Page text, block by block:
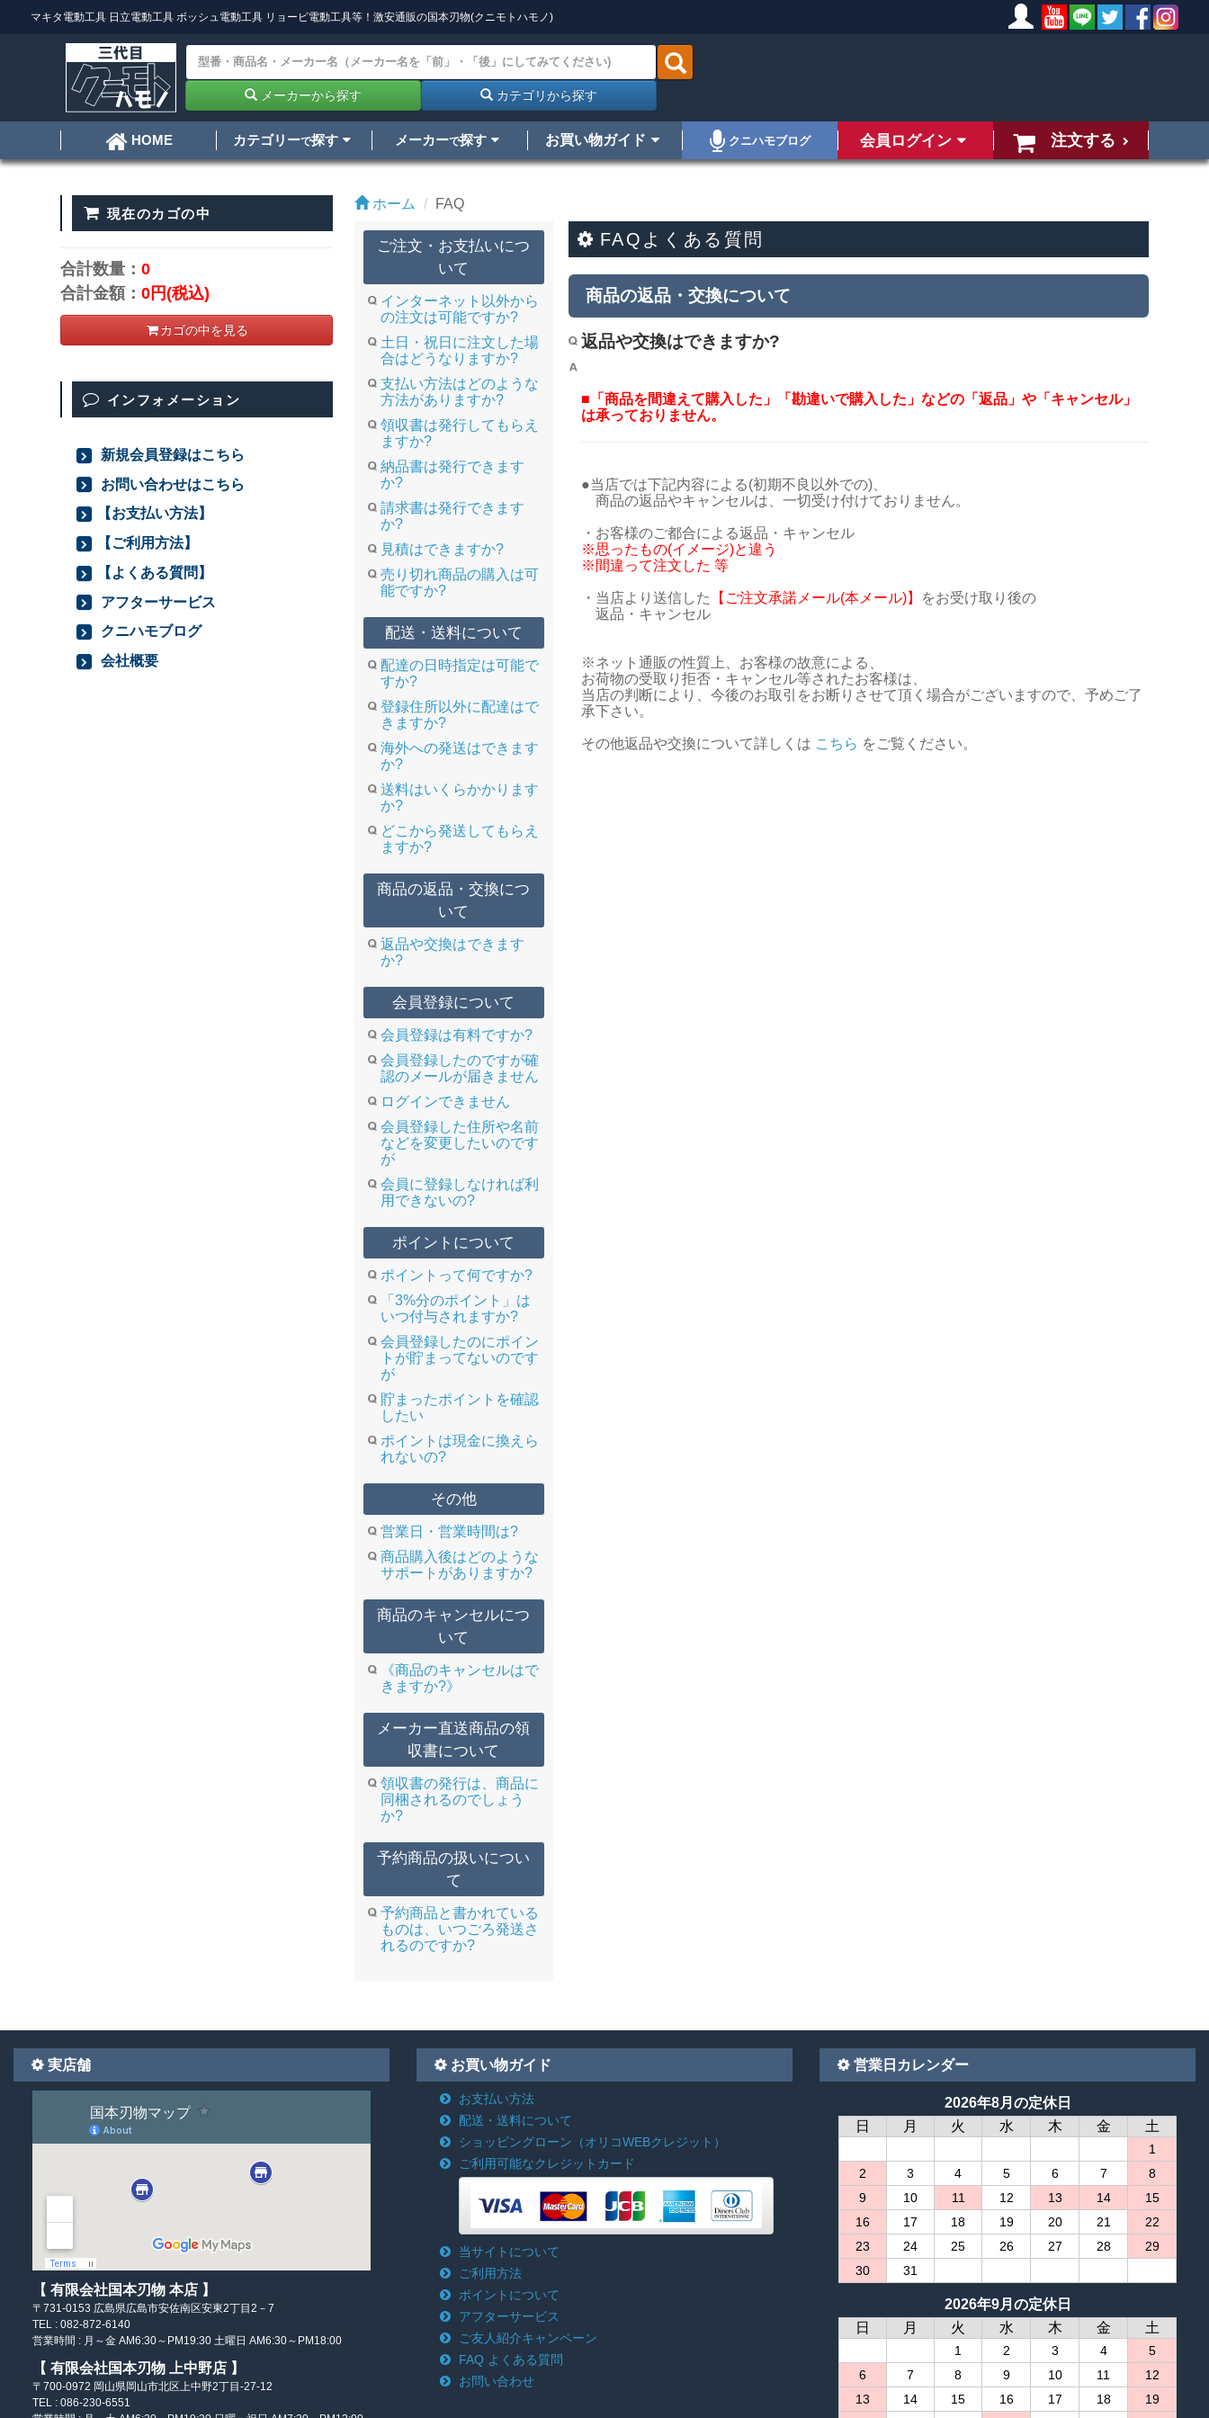
マキタ電動工具 日立電動工具 ボッシュ電動工具 リョービ電動工具等！激安通販の国本刃物(クニモトハモノ)
メーカーから探す カテゴリから探す
HOME カテゴリーで探す メーカーで探す お買い物ガイド クニハモブログ 会員ログイン 注文する
ホーム FAQ
ご注文・お支払いにつ
いて
インターネット以外から
の注文は可能ですか?
土日・祝日に注文した場
合はどうなりますか?
支払い方法はどのような
方法がありますか?
領収書は発行してもらえ
ますか?
納品書は発行できます
か?
請求書は発行できます
か?
見積はできますか?
売り切れ商品の購入は可
能ですか?
配送・送料について
配達の日時指定は可能で
すか?
登録住所以外に配達はで
きますか?
海外への発送はできます
か?
送料はいくらかかります
か?
どこから発送してもらえ
ますか?
商品の返品・交換につ
いて
返品や交換はできます
か?
会員登録について
会員登録は有料ですか?
会員登録したのですが確
認のメールが届きません
ログインできません
会員登録した住所や名前
などを変更したいのです
が
会員に登録しなければ利
用できないの?
ポイントについて
ポイントって何ですか?
「3%分のポイント」は
いつ付与されますか?
会員登録したのにポイン
トが貯まってないのです
が
貯まったポイントを確認
したい
ポイントは現金に換えら
れないの?
その他
営業日・営業時間は?
商品購入後はどのような
サポートがありますか?
商品のキャンセルにつ
いて
《商品のキャンセルはで
きますか?》
メーカー直送商品の領
収書について
領収書の発行は、商品に
同梱されるのでしょう
か?
予約商品の扱いについ
て
予約商品と書かれている
ものは、いつごろ発送さ
れるのですか?
FAQよくある質問
商品の返品・交換について
返品や交換はできますか?
■「商品を間違えて購入した」「勘違いで購入した」などの「返品」や「キャンセル」
は承っておりません。
●当店では下記内容による(初期不良以外での)、
商品の返品やキャンセルは、一切受け付けておりません。
・お客様のご都合による返品・キャンセル
※思ったもの(イメージ)と違う
※間違って注文した 等
・当店より送信した 【ご注文承諾メール(本メール)】
をお受け取り後の
返品・キャンセル
※ネット通販の性質上、お客様の故意による、
お荷物の受取り拒否・キャンセル等されたお客様は、
当店の判断により、今後のお取引をお断りさせて頂く場合がございますので、予めご了
承下さい。
その他返品や交換について詳しくは こちら をご覧ください。
現在のカゴの中
合計数量：0
合計金額：0円(税込)
カゴの中を見る
インフォメーション
新規会員登録はこちら
お問い合わせはこちら
【お支払い方法】
【ご利用方法】
【よくある質問】
アフターサービス
クニハモブログ
会社概要
実店舗
【 有限会社国本刃物 本店 】
〒731-0153 広島県広島市安佐南区安東2丁目2－7
TEL : 082-872-6140
営業時間 : 月～金 AM6:30～PM19:30 土曜日 AM6:30～PM18:00
【 有限会社国本刃物 上中野店 】
〒700-0972 岡山県岡山市北区上中野2丁目-27-12
TEL : 086-230-6551
お買い物ガイド
お支払い方法
配送・送料について
ショッピングローン （オリコWEBクレジット）
ご利用可能なクレジットカード
当サイトについて
ご利用方法
ポイントについて
アフターサービス
ご友人紹介キャンペーン
FAQ よくある質問
お問い合わせ
営業日カレンダー
2026年8月の定休日
日
月 火 水 木 金 土
1
2
3 4 5 6 7
8
9
10 11 12 13 14
15
16
17 18 19 20 21
22
23
24 25 26 27 28
29
30
31
2026年9月の定休日
日
月 火 水 木 金 土
1 2 3 4
5
6
7 8 9 10 11
12
13
14 15 16 17 18
19